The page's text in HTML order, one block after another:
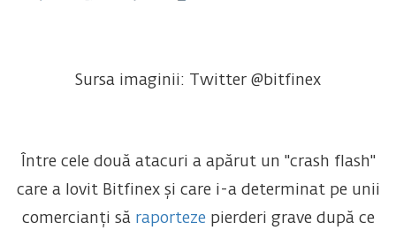
Sursa imaginii: Twitter @bitfinex
Între cele două atacuri a apărut un "crash flash"
care a lovit Bitfinex și care i-a determinat pe unii
comercianți să raportezepierderi grave după ce